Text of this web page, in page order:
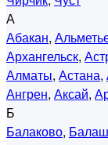
А
Абакан,
Архангельск,
Алматы, Астана,
Ангрен, Аксай,
Б
Балаково,